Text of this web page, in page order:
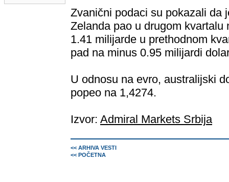
Zvanični podaci su pokazali da
Zelanda pao u drugom
1.41 milijarde u prethodnom
pad na minus 0.95 milijardi
U odnosu na evro, australijski
popeo na 1,4274.
Izvor: Admiral Markets Srbija
<< ARHIVA VESTI
<< POČETNA